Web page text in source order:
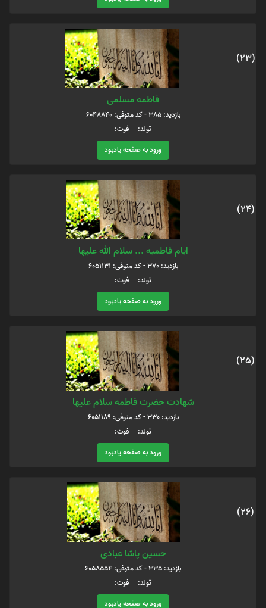
(23)
فاطمه مسلمی
بازدید: 385 - کد متوفی: 6048840
تولد: فوت:
ورود به صفحه یادبود
(24)
ایام فاطمیه ... سلام الله علیها
بازدید: 370 - کد متوفی: 6051131
تولد: فوت:
ورود به صفحه یادبود
(25)
شهادت حضرت فاطمه سلام علیها
بازدید: 330 - کد متوفی: 6051189
تولد: فوت:
ورود به صفحه یادبود
(26)
حسین پاشا عبادی
بازدید: 335 - کد متوفی: 6058554
تولد: فوت:
ورود به صفحه یادبود